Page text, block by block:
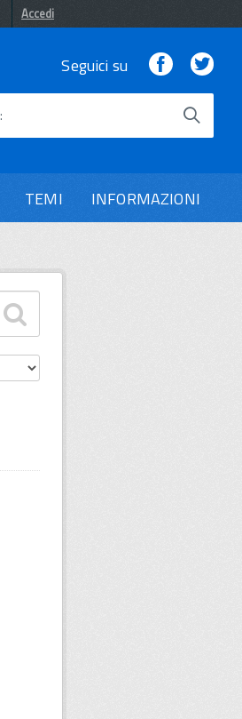
Accedi
Seguici su Facebook
TEMI INFORMAZIONI